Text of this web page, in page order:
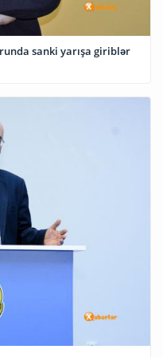
sanki yarışa giriblər